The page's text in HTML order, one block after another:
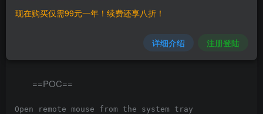
==POC==
Open remote mouse from the system tray
现在购买仅需99元一年！续费还享八折！
详细介绍 注册登陆